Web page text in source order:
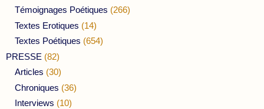
Témoignages Poétiques (266)
Textes Erotiques (14)
Textes Poétiques (654)
PRESSE (82)
Articles (30)
Chroniques (36)
Interviews (10)